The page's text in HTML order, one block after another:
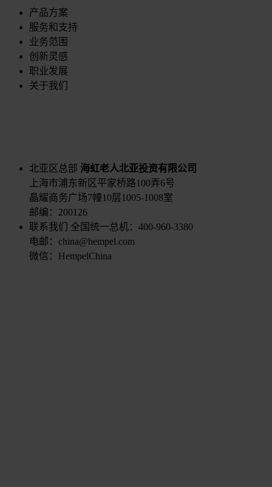
产品方案
服务和支持
业务范围
创新灵感
职业发展
关于我们
北亚区总部 海虹老人北亚投资有限公司
上海市浦东新区平家桥路100弄6号
晶耀商务广场7幢10层1005-1008室
邮编：200126
联系我们
全国统一总机：400-960-3380
电邮：china@hempel.com
微信：HempelChina